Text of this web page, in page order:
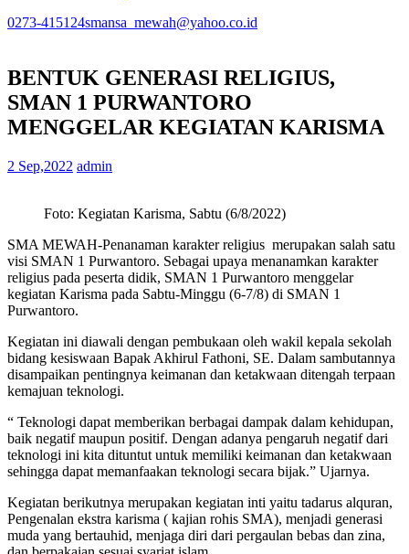
0273-415124smansa_mewah@yahoo.co.id
BENTUK GENERASI RELIGIUS,
SMAN 1 PURWANTORO
MENGGELAR KEGIATAN KARISMA
2 Sep,2022 admin
Foto: Kegiatan Karisma, Sabtu (6/8/2022)
SMA MEWAH-Penanaman karakter religius merupakan salah satu
visi SMAN 1 Purwantoro. Sebagai upaya menanamkan karakter
religius pada peserta didik, SMAN 1 Purwantoro menggelar
kegiatan Karisma pada Sabtu-Minggu (6-7/8) di SMAN 1
Purwantoro.
Kegiatan ini diawali dengan pembukaan oleh wakil kepala sekolah
bidang kesiswaan Bapak Akhirul Fathoni, SE. Dalam sambutannya
disampaikan pentingnya keimanan dan ketakwaan ditengah terpaan
kemajuan teknologi.
“ Teknologi dapat memberikan berbagai dampak dalam kehidupan,
baik negatif maupun positif. Dengan adanya pengaruh negatif dari
teknologi ini kita dituntut untuk memiliki keimanan dan ketakwaan
sehingga dapat memanfaakan teknologi secara bijak.” Ujarnya.
Kegiatan berikutnya merupakan kegiatan inti yaitu tadarus alquran,
Pengenalan ekstra karisma ( kajian rohis SMA), menjadi generasi
muda yang bertauhid, menjaga diri dari pergaulan bebas dan zina,